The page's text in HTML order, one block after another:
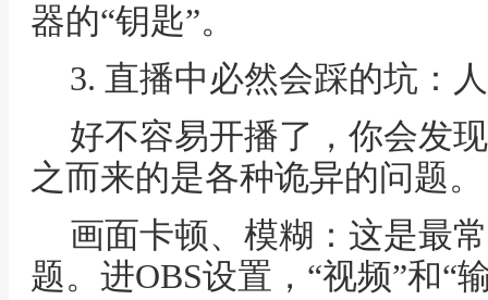
器的“钥匙”。
3. 直播中必然会踩的坑：
好不容易开播了，你会发
之而来的是各种诡异的问题。
画面卡顿、模糊：这是最
题。进OBS设置，“视频”和“